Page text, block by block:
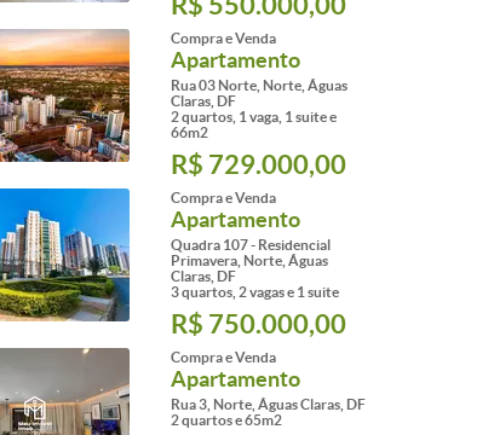
Compra e Venda
Apartamento
Rua 03 Norte, Norte, Águas
Claras, DF
2 quartos, 1 vaga, 1 suite e
66m2
R$ 729.000,00
Compra e Venda
Apartamento
Quadra 107 - Residencial
Primavera, Norte, Águas
Claras, DF
3 quartos, 2 vagas e 1 suite
R$ 750.000,00
Compra e Venda
Apartamento
Rua 3, Norte, Águas Claras, DF
2 quartos e 65m2